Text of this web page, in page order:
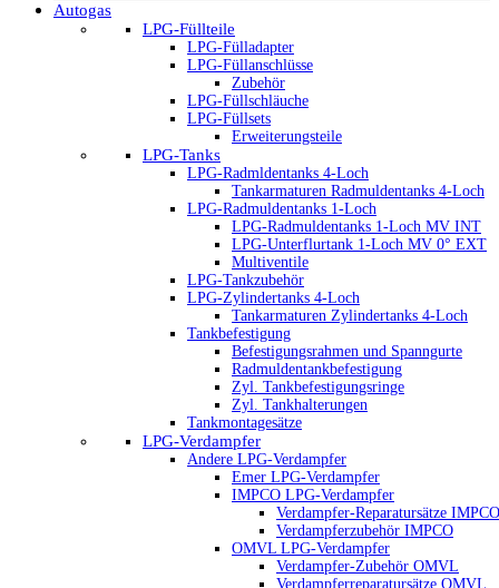
Autogas
LPG-Füllteile
LPG-Fülladapter
LPG-Füllanschlüsse
Zubehör
LPG-Füllschläuche
LPG-Füllsets
Erweiterungsteile
LPG-Tanks
LPG-Radmldentanks 4-Loch
Tankarmaturen Radmuldentanks 4-Loch
LPG-Radmuldentanks 1-Loch
LPG-Radmuldentanks 1-Loch MV INT
LPG-Unterflurtank 1-Loch MV 0° EXT
Multiventile
LPG-Tankzubehör
LPG-Zylindertanks 4-Loch
Tankarmaturen Zylindertanks 4-Loch
Tankbefestigung
Befestigungsrahmen und Spanngurte
Radmuldentankbefestigung
Zyl. Tankbefestigungsringe
Zyl. Tankhalterungen
Tankmontagesätze
LPG-Verdampfer
Andere LPG-Verdampfer
Emer LPG-Verdampfer
IMPCO LPG-Verdampfer
Verdampfer-Reparatursätze IMPCO
Verdampferzubehör IMPCO
OMVL LPG-Verdampfer
Verdampfer-Zubehör OMVL
Verdampferreparatursätze OMVL